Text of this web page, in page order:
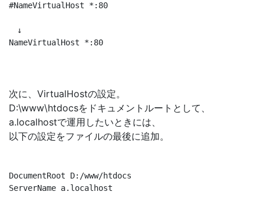
#NameVirtualHost *:80
↓
NameVirtualHost *:80
次に、VirtualHostの設定。
D:\www\htdocsをドキュメントルートとして、
a.localhostで運用したいときには、
以下の設定をファイルの最後に追加。
DocumentRoot D:/www/htdocs
ServerName a.localhost